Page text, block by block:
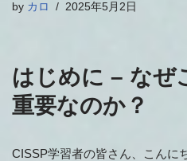
by カロ 2025年5月2日
はじめに – なぜ
重要なのか？
CISSP学習者の皆さん、こんに